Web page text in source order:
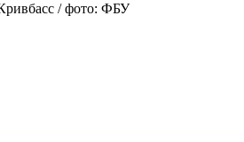
/ фото: ФБУ